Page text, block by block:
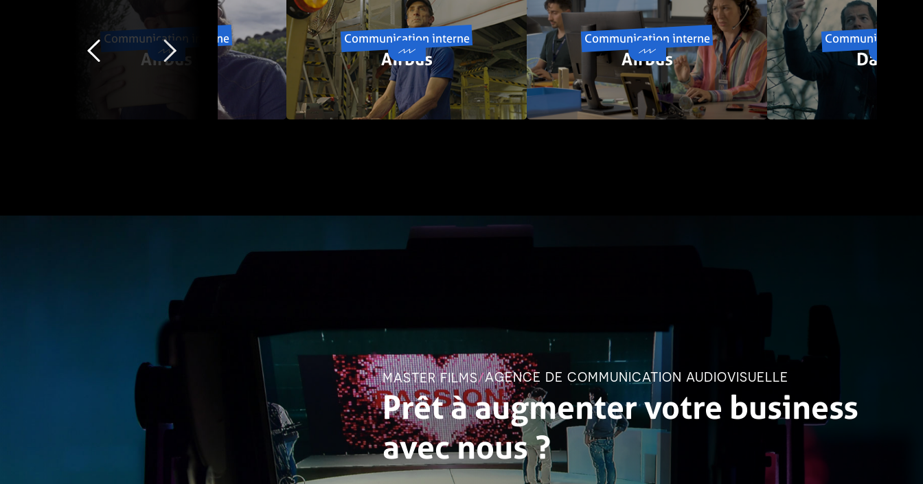
Communication interne
Airbus
Communication interne
Airbus
Communication interne
Airbus
Communication
Danone
MASTER FILMS/AGENCE DE COMMUNICATION AUDIOVISUELLE
Prêt à augmenter votre business
avec nous ?